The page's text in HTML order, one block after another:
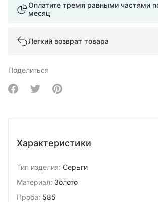
Оплатите тремя равными частями
месяц
Легкий возврат товара
Поделиться
Share on Facebook
Share on Twitter
Share on Pinterest
Характеристики
Тип изделия: Серьги
Материал: Золото
Проба: 585